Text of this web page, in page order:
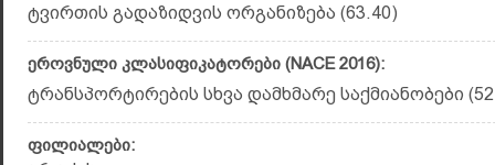
ტვირთის გადაზიდვის ორგანიზება (63.40)
ეროვნული კლასიფიკატორები (NACE 2016):
ტრანსპორტირების სხვა დამხმარე საქმიანობები
ფილიალები: